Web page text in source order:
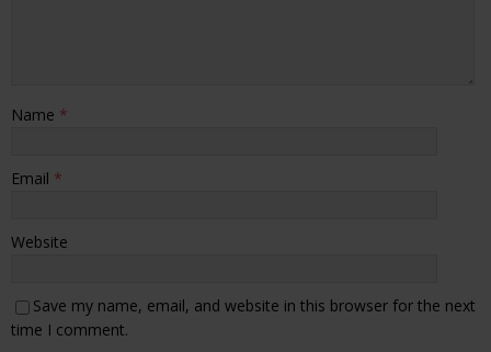
Name *
Email *
Website
Save my name, email, and website in this browser for the next
time I comment.